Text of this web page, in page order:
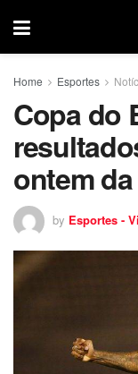
Home Esportes
Copa do
ontem
by Esportes -